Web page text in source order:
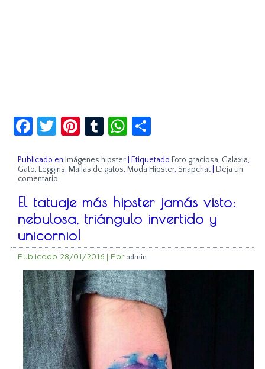
Facebook
Twitter
Pinterest
TumblrWhatsApp
Publicado en Imágenes hipster |Etiquetado Foto graciosa, Galaxia,
Gato, Leggins, Mallas de gatos, Moda Hipster, Snapchat
Deja un
comentario
El tatuaje más hipster jamás visto:
nebulosa, triángulo invertido y
unicornio!
Publicado 28/01/2016 | Por admin